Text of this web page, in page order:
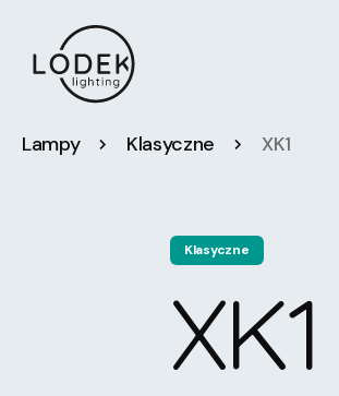
Lampy Klasyczne XK1
Klasyczne
XK1